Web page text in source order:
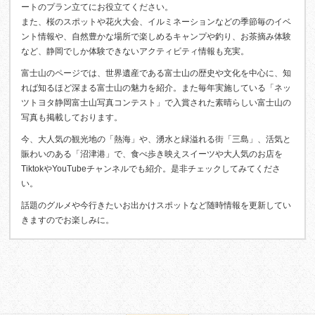
ートのプラン立てにお役立てください。
また、桜のスポットや花火大会、イルミネーションなどの季節毎のイベ
ント情報や、自然豊かな場所で楽しめるキャンプや釣り、お茶摘み体験
など、静岡でしか体験できないアクティビティ情報も充実。
富士山のページでは、世界遺産である富士山の歴史や文化を中心に、知
れば知るほど深まる富士山の魅力を紹介。また毎年実施している「ネッ
ツトヨタ静岡富士山写真コンテスト」で入賞された素晴らしい富士山の
写真も掲載しております。
今、大人気の観光地の「熱海」や、湧水と緑溢れる街「三島」、活気と
賑わいのある「沼津港」で、食べ歩き映えスイーツや大人気のお店を
TiktokやYouTubeチャンネルでも紹介。是非チェックしてみてくださ
い。
話題のグルメや今行きたいお出かけスポットなど随時情報を更新してい
きますのでお楽しみに。